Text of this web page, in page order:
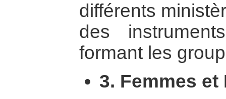
différents
des
formant les
3. Femmes et